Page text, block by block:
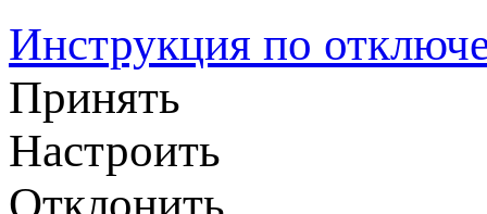
Инструкция по
Принять
Настроить
Отклонить